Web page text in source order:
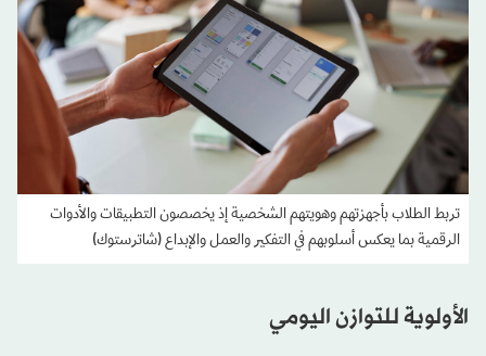
تربط الطلاب بأجهزتهم وهويتهم الشخصية إذ يخصصون التطبيقات والأدوات
الرقمية بما يعكس أسلوبهم في التفكير والعمل والإبداع (شاترستوك)
الأولوية للتوازن اليومي